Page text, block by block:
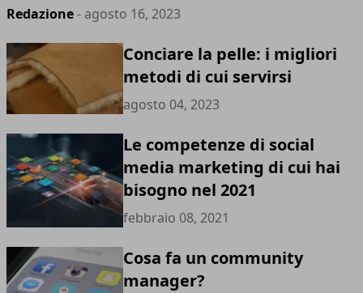
Redazione- agosto 16, 2023
Conciare la pelle: i migliori
metodi di cui servirsi
agosto 04, 2023
Le competenze di social
media marketing di cui hai
bisogno nel 2021
febbraio 08, 2021
Cosa fa un community
manager?